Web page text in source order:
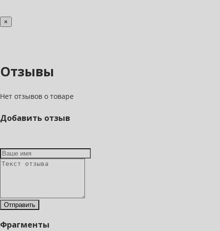
×
Отзывы
Нет отзывов о товаре
Добавить отзыв
Фрагменты